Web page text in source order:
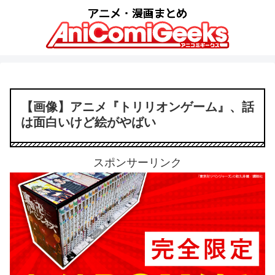
【画像】アニメ『トリリオンゲーム』、話
は面白いけど絵がやばい
スポンサーリンク